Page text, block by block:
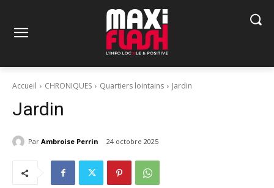
Accueil CHRONIQUES Quartiers lointains Jardin
Jardin
Par Ambroise Perrin 24 octobre 2025